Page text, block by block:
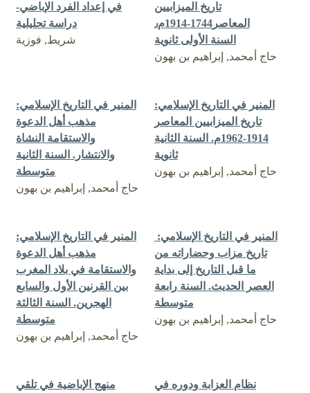
في إعداد الفرد الإباضي-
دراسة تحليلية
شريط, فوزية
تاريخ الميزابيين
المعاصر1744-1914م٫
السنة الأولى ثانوية
حاج أمحمد, إبراهيم بن بهون
‏‏المنير في التاريخ الإسلامي:
‏مذهب أهل الدعوة
والاستقامة النشاة
والانتشار. السنة الثانية
متوسطة
حاج أمحمد, إبراهيم بن بهون
‏‏المنير في التاريخ الإسلامي:
‏تاريخ الميزابيين المعاصر
1914-1962م. السنة الثانية
ثانوية
حاج أمحمد, إبراهيم بن بهون
‏‏المنير في التاريخ الإسلامي:
‏مذهب أهل الدعوة
والاستقامة في بلاد المغرب
بين القرنين الأول والسابع
الهجرين. السنة الثالثة
متوسطة
حاج أمحمد, إبراهيم بن بهون
‏‏المنير في التاريخ الإسلامي: ‏
‏تاريخ مزاب وحضاراته من
ما قبل التاريخ إلى بداية
العصر الحديث. السنة رابعة
متوسطة
حاج أمحمد, إبراهيم بن بهون
‏منهج الإباضية في تلقي
نظام العزابة ودوره في